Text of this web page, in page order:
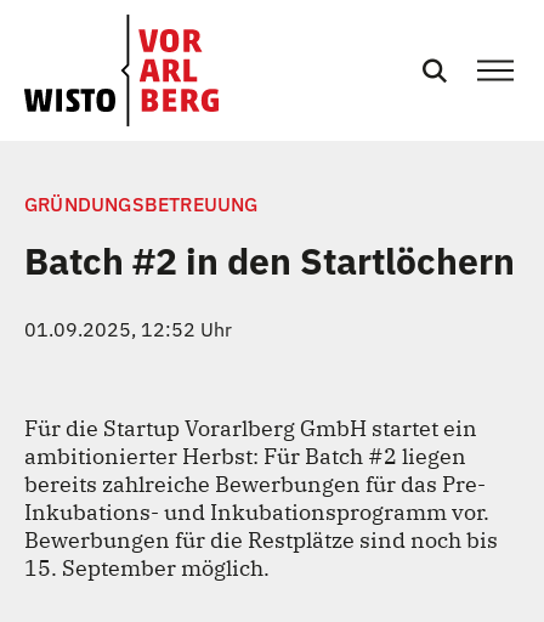
EVENTS
NEWS
PRESSE
PODCASTS
TEAM
GRÜNDUNGSBETREUUNG
Batch #2 in den Startlöchern
01.09.2025, 12:52 Uhr
Für die Startup Vorarlberg GmbH startet ein
ambitionierter Herbst: Für Batch #2 liegen
bereits zahlreiche Bewerbungen für das Pre-
Inkubations- und Inkubationsprogramm vor.
Bewerbungen für die Restplätze sind noch bis
15. September möglich.